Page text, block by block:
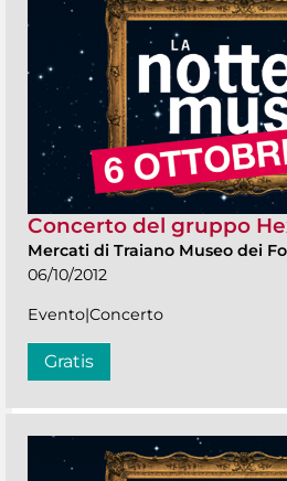
Concerto del gruppo
Mercati di Traiano Museo dei
06/10/2012
Evento|Concerto
Gratis